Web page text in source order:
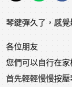
琴鍵彈久了，感
各位朋友
您們可以自行在家
首先輕輕慢慢按壓